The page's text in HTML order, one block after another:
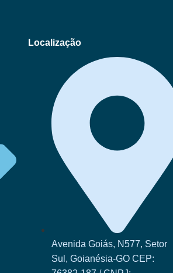
Localização
Avenida Goiás, N577, Setor
Sul, Goianésia-GO CEP: